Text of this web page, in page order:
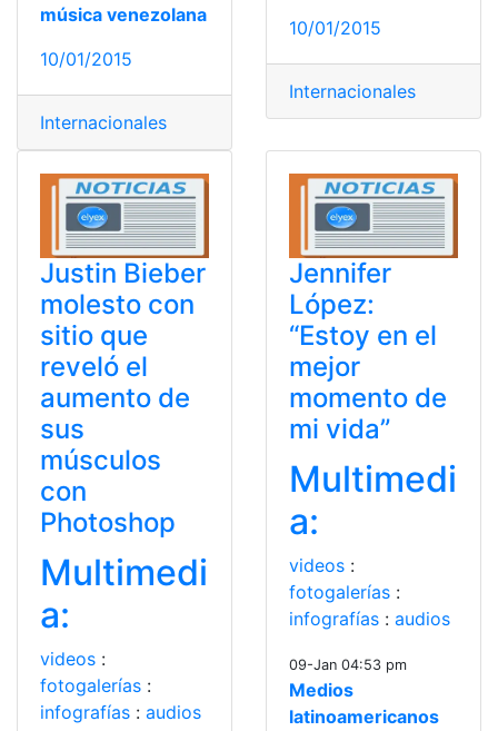
música venezolana
10/01/2015
Internacionales
10/01/2015
Internacionales
Justin Bieber
molesto con
sitio que
reveló el
aumento de
sus
músculos
con
Photoshop
Multimedi
a:
videos :
fotogalerías :
infografías : audios
Jennifer
López:
“Estoy en el
mejor
momento de
mi vida”
Multimedi
a:
videos :
fotogalerías :
infografías : audios
09-Jan 04:53 pm
Medios
latinoamericanos